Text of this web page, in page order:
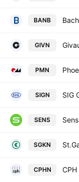
BANB
GIVN
PMN
SIGN
SENS
SGKN
CPHN